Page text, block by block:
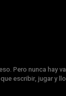
Pero nunca hay
escribir, jugar y